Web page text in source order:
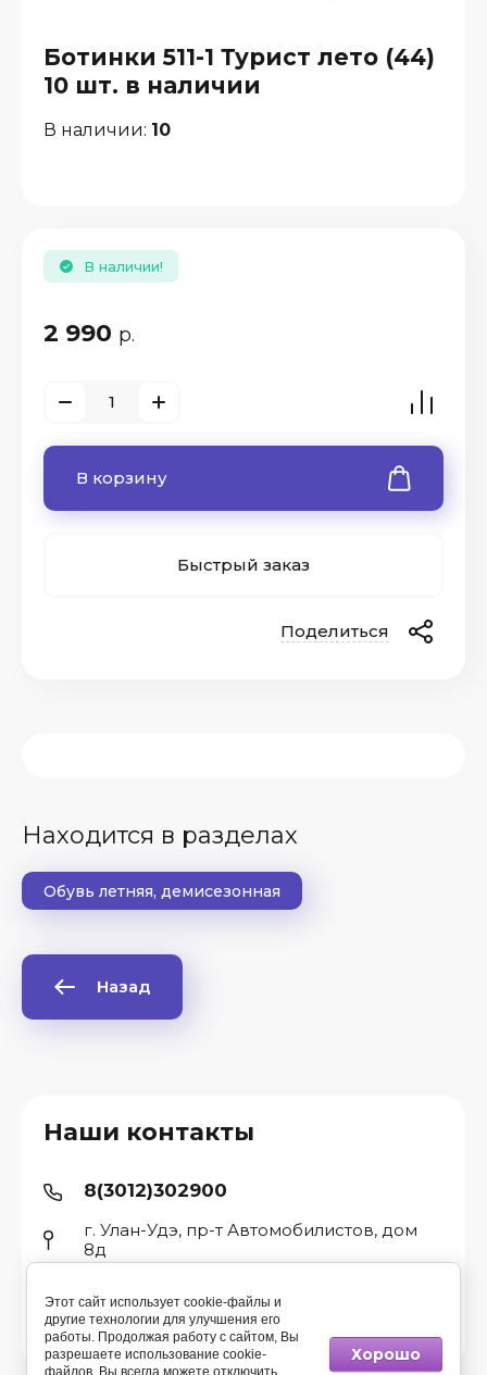
Ботинки 511-1 Турист лето (44)
10 шт. в наличии
В наличии: 10
В наличии!
2 990 р.
В корзину
Быстрый заказ
Поделиться
Находится в разделах
Обувь летняя, демисезонная
Назад
© 2015 - 2026 Компания Спец
Наши контакты
8(3012)302900
г. Улан-Удэ, пр-т Автомобилистов, дом
8д
Этот сайт использует cookie-файлы и
другие технологии для улучшения его
работы. Продолжая работу с сайтом, Вы
разрешаете использование cookie-
файлов. Вы всегда можете отключить
Хорошо